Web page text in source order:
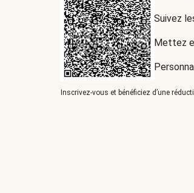
Suivez
Mettez
Inscrivez-vous et bénéficiez d’une